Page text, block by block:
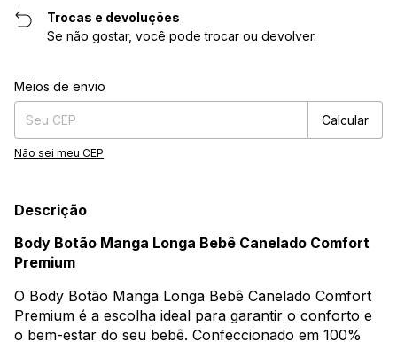
Trocas e devoluções
Se não gostar, você pode trocar ou devolver.
Entregas para o CEP:
Meios de envio
Calcular
Não sei meu CEP
Descrição
Body Botão Manga Longa Bebê Canelado Comfort
Premium
O Body Botão Manga Longa Bebê Canelado Comfort
Premium é a escolha ideal para garantir o conforto e
o bem-estar do seu bebê. Confeccionado em 100%